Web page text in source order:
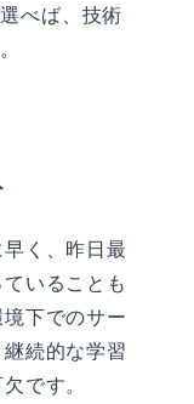
べば、技術
く、昨日最
いることも
下でのサー
続的な学習
です。